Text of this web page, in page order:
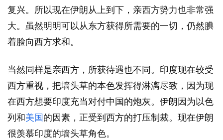
复兴。所以现在伊朗从上到下，亲西方势力也非常强
大。虽然明明可以从东方获得所需要的一切，仍然腆
着脸向西方求和。
当然同样是亲西方，所获待遇也不同。印度现在较受
西方重视，把墙头草的本色发挥得淋漓尽致，因为现
在西方想要印度充当对付中国的炮灰。伊朗因为以色
列和美国 的因素，正受到西方的打压制裁。现在伊朗
很羡慕印度的墙头草角色。